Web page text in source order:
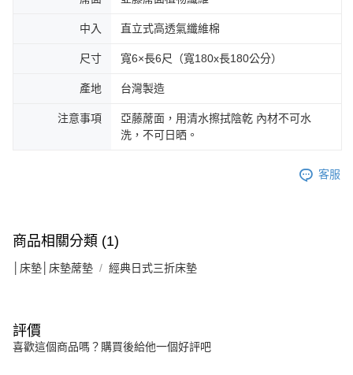
中入 直立式高透氣纖維棉
尺寸 寬6×長6尺（寬180x長180公分）
產地 台灣製造
注意事項
亞藤蓆面，用清水擦拭陰乾 內材不可水
洗，不可日晒。
客服
商品相關分類 (1)
│床墊│床墊蓆墊 經典日式三折床墊
評價
喜歡這個商品嗎？購買後給他一個好評吧